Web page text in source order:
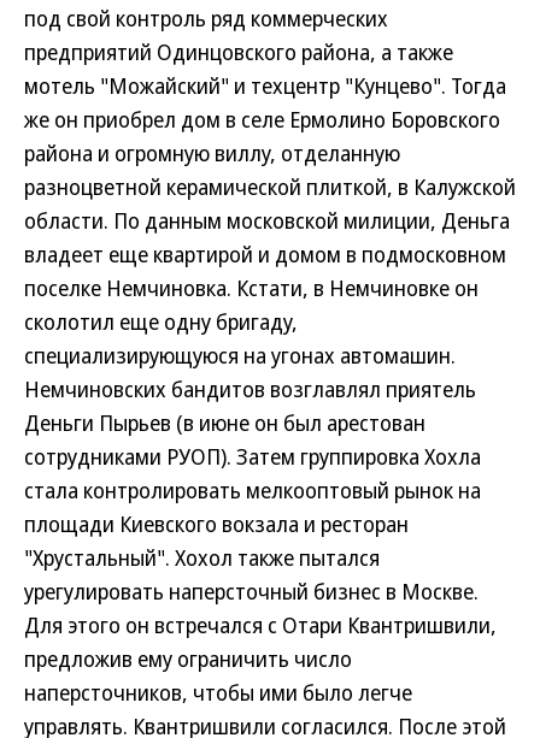
под свой контроль ряд коммерческих
предприятий Одинцовского района, а также
мотель "Можайский" и техцентр "Кунцево". Тогда
же он приобрел дом в селе Ермолино Боровского
района и огромную виллу, отделанную
разноцветной керамической плиткой, в Калужской
области. По данным московской милиции, Деньга
владеет еще квартирой и домом в подмосковном
поселке Немчиновка. Кстати, в Немчиновке он
сколотил еще одну бригаду,
специализирующуюся на угонах автомашин.
Немчиновских бандитов возглавлял приятель
Деньги Пырьев (в июне он был арестован
сотрудниками РУОП). Затем группировка Хохла
стала контролировать мелкооптовый рынок на
площади Киевского вокзала и ресторан
"Хрустальный". Хохол также пытался
урегулировать наперсточный бизнес в Москве.
Для этого он встречался с Отари Квантришвили,
предложив ему ограничить число
наперсточников, чтобы ими было легче
управлять. Квантришвили согласился. После этой